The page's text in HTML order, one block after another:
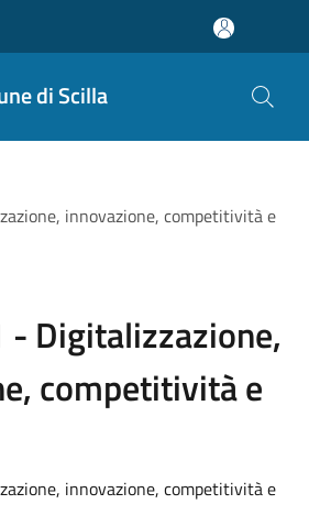
di Scilla
innovazione, competitività e
- Digitalizzazione,
competitività e
innovazione, competitività e